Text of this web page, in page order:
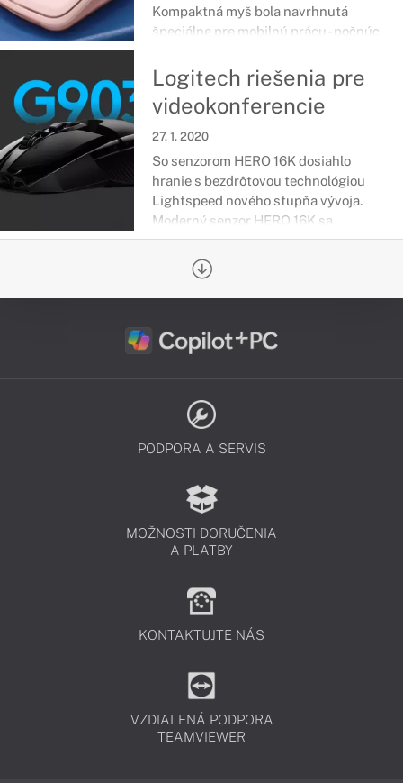
Kompaktná myš bola navrhnutá
špeciálne pre mobilnú prácu - počnúc
po letiskové salóniky.
Logitech riešenia pre
videokonferencie
27. 1. 2020
So senzorom HERO 16K dosiahlo
hranie s bezdrôtovou technológiou
Lightspeed nového stupňa vývoja.
Moderný senzor HERO 16K sa
vyznačuje bezkonkurenčnou
výkonnosťou a najnižšou spotrebou
vo svojej triede.
PODPORA A SERVIS
MOŽNOSTI DORUČENIA
A PLATBY
KONTAKTUJTE NÁS
VZDIALENÁ PODPORA
TEAMVIEWER